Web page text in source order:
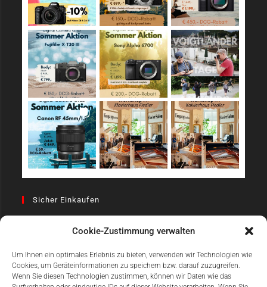
Cookie-Zustimmung verwalten
Um Ihnen ein optimales Erlebnis zu bieten, verwenden wir Technologien wie
Cookies, um Geräteinformationen zu speichern bzw. darauf zuzugreifen.
Wenn Sie diesen Technologien zustimmen, können wir Daten wie das
Sicher Einkaufen